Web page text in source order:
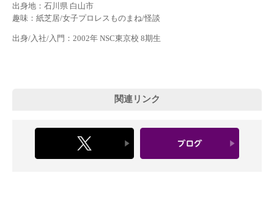
出身地：石川県 白山市
趣味：紙芝居/女子プロレスものまね/怪談
出身/入社/入門：2002年 NSC東京校 8期生
関連リンク